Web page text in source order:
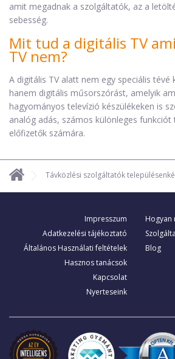
amit megadnak a szolgáltatók, az a
sebesség.
Mit tud a digitális TV
TV nem?
A digitális TV alatt nem egy speciális tévé
hanem digitális műsorszórást, amelyik
hagyományos televízió készülékeken is
analóg adás, számos különleges funkciót
előfizetők számára.
Távközlési szolgáltatók
Impresszum
Adatkezelési tájékoztató
Általános Használati feltételek
Hasznos tanácsok
Kapcsolat
Nyerteseink
Hogyan
Blog